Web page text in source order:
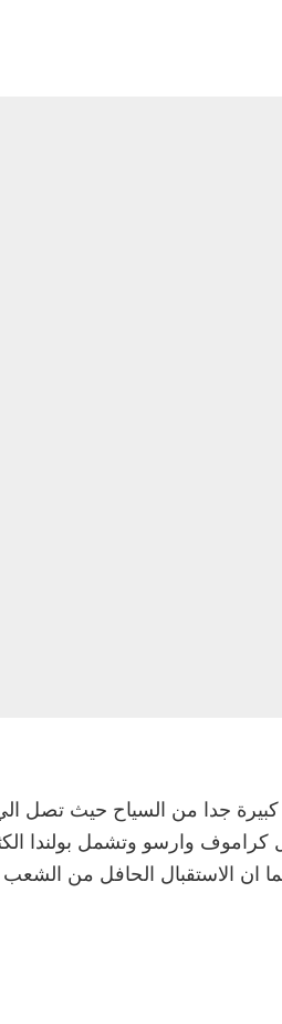
كراموف وارسو وتشمل بولندا
كما ان الاستقبال الحافل من